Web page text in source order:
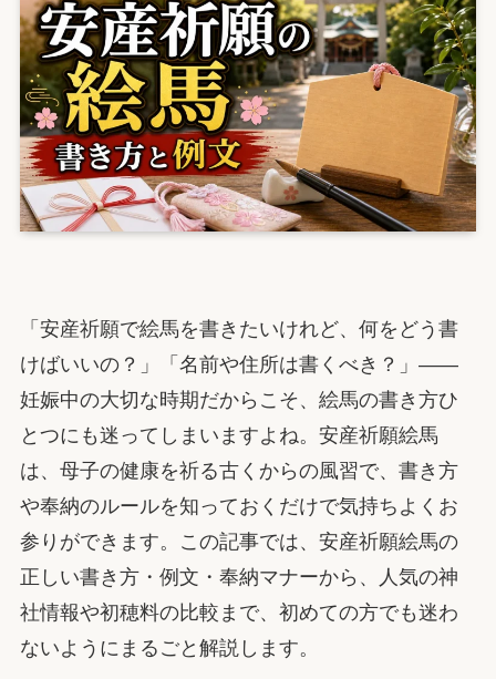
「安産祈願で絵馬を書きたいけれど、何をどう書
けばいいの？」「名前や住所は書くべき？」——
妊娠中の大切な時期だからこそ、絵馬の書き方ひ
とつにも迷ってしまいますよね。安産祈願絵馬
は、母子の健康を祈る古くからの風習で、書き方
や奉納のルールを知っておくだけで気持ちよくお
参りができます。この記事では、安産祈願絵馬の
正しい書き方・例文・奉納マナーから、人気の神
社情報や初穂料の比較まで、初めての方でも迷わ
ないようにまるごと解説します。